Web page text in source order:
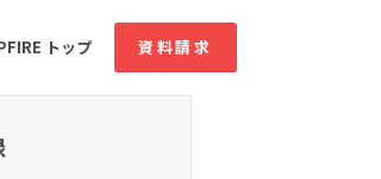
トップ 資料請求